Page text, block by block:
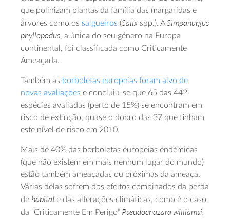
que polinizam plantas da família das margaridas e
árvores como os salgueiros (Salix spp.). ASimpanurgus
phyllopodus, a única do seu género na Europa
continental, foi classificada como Criticamente
Ameaçada.
Também as borboletas europeias foram alvo de
novas avaliações e concluiu-se que 65 das 442
espécies avaliadas (perto de 15%) se encontram em
risco de extinção, quase o dobro das 37 que tinham
este nível de risco em 2010.
Mais de 40% das borboletas europeias endémicas
(que não existem em mais nenhum lugar do mundo)
estão também ameaçadas ou próximas da ameaça.
Várias delas sofrem dos efeitos combinados da perda
de habitate das alterações climáticas, como é o caso
da “Criticamente Em Perigo” Pseudochazara williamsi,